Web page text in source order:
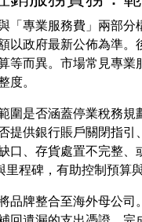
「專業服務費」兩部
以政府最新公佈為準
等而異。市場常見專
。
圍是否涵蓋停業稅務
提供銀行賬戶關閉指
口、存貨處置不完整
程碑，有助控制預算與
品牌整合至海外母公